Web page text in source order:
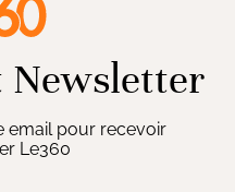
Newsletter
email pour recevoir
Le360